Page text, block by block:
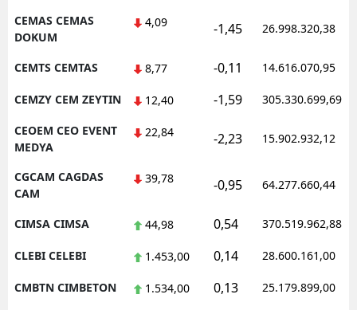
CEMAS CEMAS
DOKUM
4,09 -1,45 26.998.320,38
CEMTS CEMTAS 8,77 -0,11 14.616.070,95
CEMZY CEM ZEYTIN 12,40 -1,59 305.330.699,69
CEOEM CEO EVENT
MEDYA
22,84 -2,23 15.902.932,12
CGCAM CAGDAS
CAM
39,78 -0,95 64.277.660,44
CIMSA CIMSA 44,98 0,54 370.519.962,88
CLEBI CELEBI 1.453,00 0,14 28.600.161,00
CMBTN CIMBETON 1.534,00 0,13 25.179.899,00